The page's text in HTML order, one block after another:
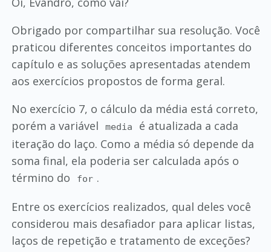
Obrigado por compartilhar sua resolução. Você
praticou diferentes conceitos importantes do
capítulo e as soluções apresentadas atendem
aos exercícios propostos de forma geral.
No exercício 7, o cálculo da média está correto,
porém a variável
media
é atualizada a cada
iteração do laço. Como a média só depende da
soma final, ela poderia ser calculada após o
término do
for .
Entre os exercícios realizados, qual deles você
considerou mais desafiador para aplicar listas,
laços de repetição e tratamento de exceções?